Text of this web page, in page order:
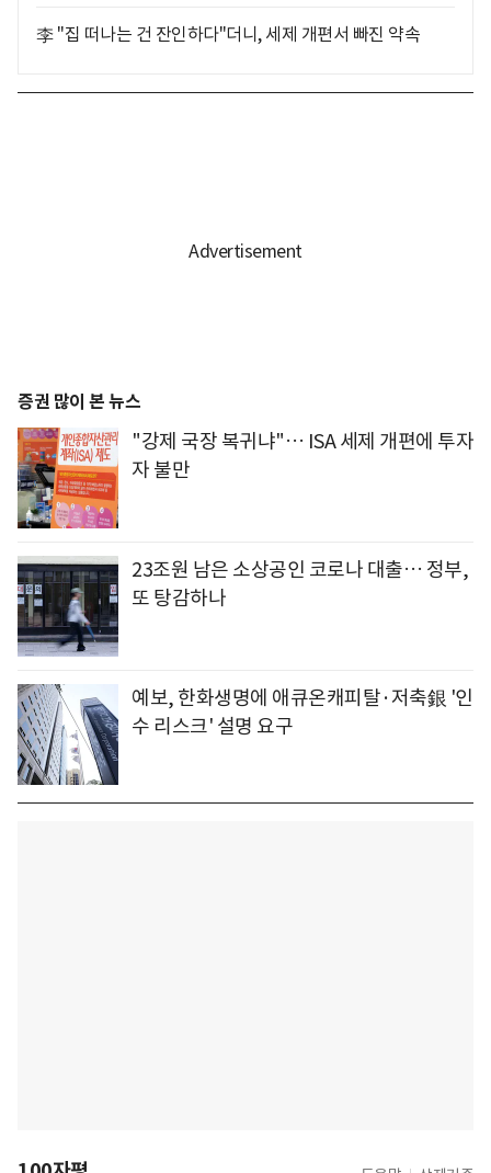
李 "집 떠나는 건 잔인하다"더니, 세제 개편서 빠진 약속
증권 많이 본 뉴스
"강제 국장 복귀냐"… ISA 세제 개편에 투자
자 불만
23조원 남은 소상공인 코로나 대출… 정부,
또 탕감하나
예보, 한화생명에 애큐온캐피탈·저축銀 '인
수 리스크' 설명 요구